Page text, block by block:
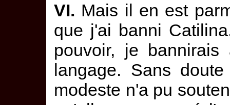
VI. Mais il en est
que j'ai banni
pouvoir, je
langage. Sans
modeste n'a pu